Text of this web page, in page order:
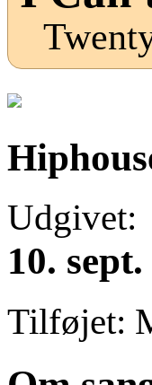
Udgivet:
10.
Tilføjet: